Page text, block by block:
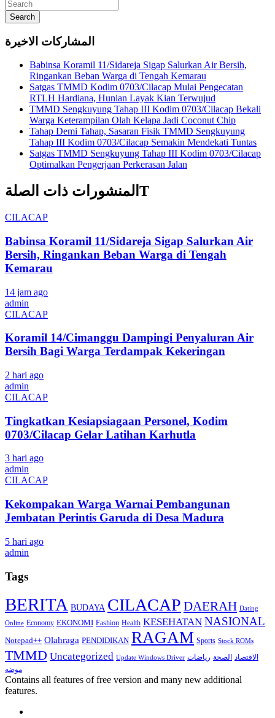
Search
المشاركات الاخيرة
Babinsa Koramil 11/Sidareja Sigap Salurkan Air Bersih,
Ringankan Beban Warga di Tengah Kemarau
Satgas TMMD Kodim 0703/Cilacap Mulai Pengecatan
RTLH Hardiana, Hunian Layak Kian Terwujud
TMMD Sengkuyung Tahap III Kodim 0703/Cilacap Bekali
Warga Keterampilan Olah Kelapa Jadi Coconut Chip
Tahap Demi Tahap, Sasaran Fisik TMMD Sengkuyung
Tahap III Kodim 0703/Cilacap Semakin Mendekati Tuntas
Satgas TMMD Sengkuyung Tahap III Kodim 0703/Cilacap
Optimalkan Pengerjaan Perkerasan Jalan
المنشورات ذات الصلةT
CILACAP
Babinsa Koramil 11/Sidareja Sigap Salurkan Air
Bersih, Ringankan Beban Warga di Tengah
Kemarau
14 jam ago
admin
CILACAP
Koramil 14/Cimanggu Dampingi Penyaluran Air
Bersih Bagi Warga Terdampak Kekeringan
2 hari ago
admin
CILACAP
Tingkatkan Kesiapsiagaan Personel, Kodim
0703/Cilacap Gelar Latihan Karhutla
3 hari ago
admin
CILACAP
Kekompakan Warga Warnai Pembangunan
Jembatan Perintis Garuda di Desa Madura
5 hari ago
admin
Tags
BERITA BUDAYA CILACAP DAERAH Dating
Online Economy EKONOMI Fashion Health KESEHATAN NASIONAL
Notepad++ Olahraga PENDIDIKAN RAGAM Sports Stock ROMs
TMMD Uncategorized Update Windows Driver الاقتصاد الصحة رياضات
موضه
Contains all features of free version and many new additional
features.